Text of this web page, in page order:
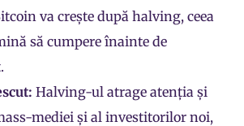
va crește după halving, ceea
să cumpere înainte de
Halving-ul atrage atenția și
mediei și al investitorilor noi,